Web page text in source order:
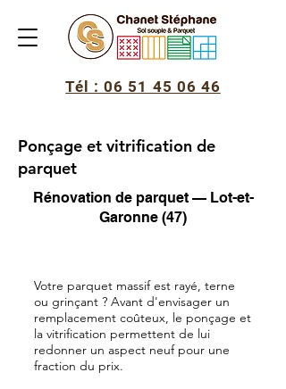
Tél : 06 51 45 06 46
Ponçage et vitrification de
parquet
Rénovation de parquet — Lot-et-
Garonne (47)
Votre parquet massif est rayé, terne
ou grinçant ? Avant d'envisager un
remplacement coûteux, le ponçage et
la vitrification permettent de lui
redonner un aspect neuf pour une
fraction du prix.